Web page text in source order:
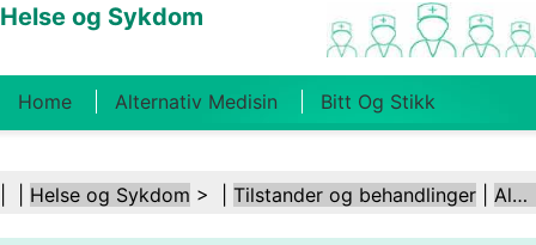
Helse og Sykdom
Home Alternativ Medisin Bitt Og Stikk
Kosthold Og Ernæring Familiehelse
Helse og Sykdom > | Tilstander og behandlinger Alzheimers sykdom